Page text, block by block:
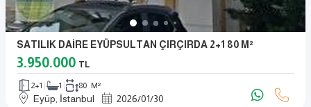
SATILIK DAİRE EYÜPSULTAN ÇIRÇIRDA 2+1 80 M²
3.950.000 TL
2+1 1 80 M²
Eyüp, İstanbul 2026/01/30